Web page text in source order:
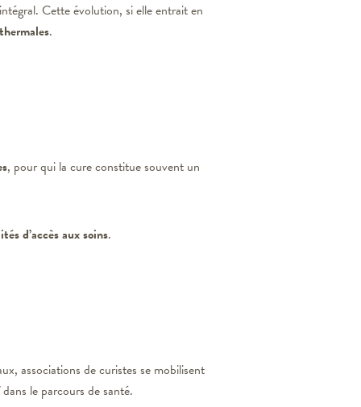
Cette évolution, si elle entrait en
.
, pour qui la cure constitue souvent un
d’accès aux soins.
associations de curistes se mobilisent
le parcours de santé.